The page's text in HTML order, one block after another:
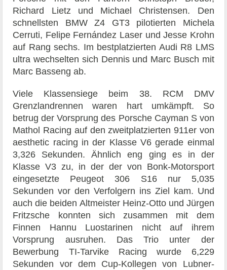
Richard Lietz und Michael Christensen. Den
schnellsten BMW Z4 GT3 pilotierten Michela
Cerruti, Felipe Fernández Laser und Jesse Krohn
auf Rang sechs. Im bestplatzierten Audi R8 LMS
ultra wechselten sich Dennis und Marc Busch mit
Marc Basseng ab.
Viele Klassensiege beim 38. RCM DMV
Grenzlandrennen waren hart umkämpft. So
betrug der Vorsprung des Porsche Cayman S von
Mathol Racing auf den zweitplatzierten 911er von
aesthetic racing in der Klasse V6 gerade einmal
3,326 Sekunden. Ähnlich eng ging es in der
Klasse V3 zu, in der der von Bonk-Motorsport
eingesetzte Peugeot 306 S16 nur 5,035
Sekunden vor den Verfolgern ins Ziel kam. Und
auch die beiden Altmeister Heinz-Otto und Jürgen
Fritzsche konnten sich zusammen mit dem
Finnen Hannu Luostarinen nicht auf ihrem
Vorsprung ausruhen. Das Trio unter der
Bewerbung TI-Tarvike Racing wurde 6,229
Sekunden vor dem Cup-Kollegen von Lubner-